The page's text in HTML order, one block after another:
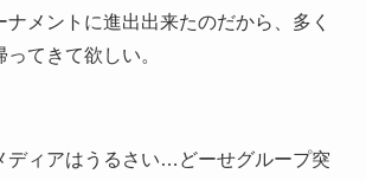
ナメントに進出出来たのだから、多く
てきて欲しい。
ディアはうるさい…どーせグループ突